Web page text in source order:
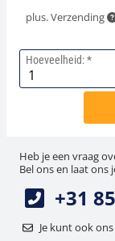
plus. Verzending
Hoeveelheid:
Heb je een vraag
Bel ons en laat ons
+31
Je kunt ook ons